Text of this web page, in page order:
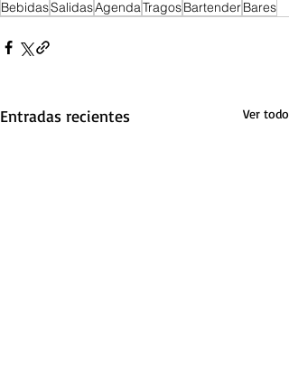
BebidasSalidasAgendaTragosBartenderBares
Entradas recientes Ver todo